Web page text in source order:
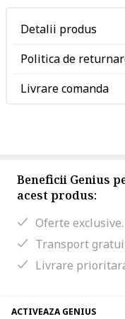
Detalii produs
Politica de
Livrare comanda
Beneficii Genius
acest produs:
Oferte exclusive.
Transport
Livrare
ACTIVEAZA GENIUS